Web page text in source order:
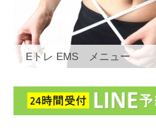
Eトレ EMS メニュー